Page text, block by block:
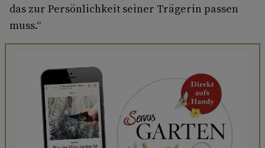
das zur Persönlichkeit seiner Trägerin passen
muss.“